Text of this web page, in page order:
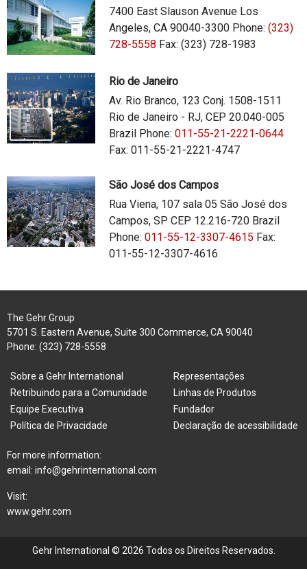
7400 East Slauson Avenue Los
Angeles, CA 90040-3300 Phone:(323)
728-5558 Fax: (323) 728-1983
Rio de Janeiro
Av. Rio Branco, 123 Conj. 1508-1511
Rio de Janeiro - RJ, CEP 20.040-005
Brazil Phone:011-55-21-2221-0644
Fax: 011-55-21-2221-4747
São José dos Campos
Rua Viena, 107 sala 05 São José dos
Campos, SP CEP 12.216-720 Brazil
Phone:011-55-12-3307-4615 Fax:
011-55-12-3307-4616
The Gehr Group
5701 S. Eastern Avenue, Suite 300 Commerce, CA 90040
Phone: (323) 728-5558
Sobre a Gehr International
Representações
Retribuindo para a Comunidade
Linhas de Produtos
Equipe Executiva
Fundador
Política de Privacidade
Declaração de acessibilidade
For more information:
email: info@gehrinternational.com
Visit:
www.gehr.com
Gehr International © 2026 Todos os Direitos Reservados.